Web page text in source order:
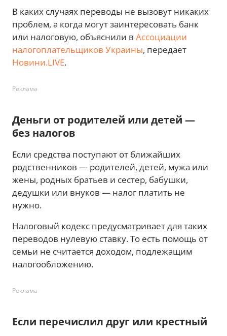
В каких случаях переводы не вызовут никаких
проблем, а когда могут заинтересовать банк
или налоговую, объяснили в Ассоциации
налогоплательщиков Украины, передает
Новини.LIVE.
Реклама
Деньги от родителей или детей —
без налогов
Если средства поступают от ближайших
родственников — родителей, детей, мужа или
жены, родных братьев и сестер, бабушки,
дедушки или внуков — налог платить не
нужно.
Налоговый кодекс предусматривает для таких
переводов нулевую ставку. То есть помощь от
семьи не считается доходом, подлежащим
налогообложению.
Реклама
Если перечислил друг или крестный